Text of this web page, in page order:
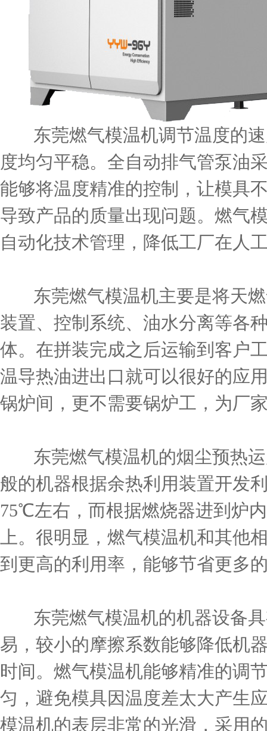
东莞燃气模温机调节温度的速
度均匀平稳。全自动排气管泵油
能够将温度精准的控制，让模具
导致产品的质量出现问题。燃气
自动化技术管理，降低工厂在人
东莞燃气模温机主要是将天燃
装置、控制系统、油水分离等各
体。在拼装完成之后运输到客户
温导热油进出口就可以很好的应
锅炉间，更不需要锅炉工，为厂
东莞燃气模温机的烟尘预热运
般的机器根据余热利用装置开发
75℃左右，而根据燃烧器进到炉
上。很明显，燃气模温机和其他
到更高的利用率，能够节省更多
东莞燃气模温机的机器设备具
易，较小的摩擦系数能够降低机
时间。燃气模温机能够精准的调
匀，避免模具因温度差太大产生
模温机的表层非常的光滑，采用